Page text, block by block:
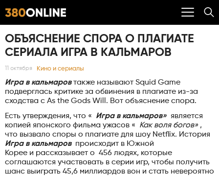
ОБЪЯСНЕНИЕ СПОРА О ПЛАГИАТЕ
СЕРИАЛА ИГРА В КАЛЬМАРОВ
11 октября Кино и сериалы
Игра в кальмаровтакже называют Squid Game
подверглась критике за обвинения в плагиате из-за
сходства с As the Gods Will. Вот объяснение спора.
Есть утверждения, что « Игра в кальмаров» является
копией японского фильма ужасов « Как воля богов»,
что вызвало споры о плагиате для шоу Netflix. История
Игра в кальмаров происходит в Южной
Корее и рассказывает о 456 людях, которые
соглашаются участвовать в серии игр, чтобы получить
шанс выиграть 45,6 миллиардов вон и стать невероятно